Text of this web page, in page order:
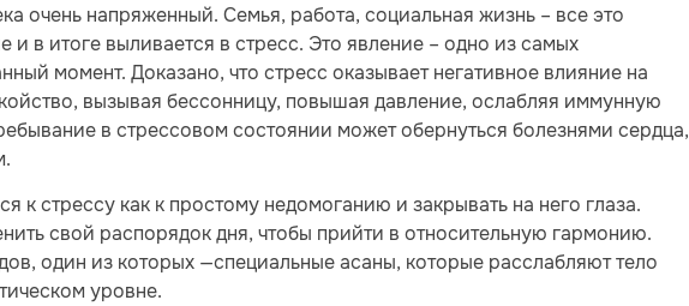
очень напряженный. Семья, работа, социальная жизнь – все это
и в итоге выливается в стресс. Это явление – одно из самых
момент. Доказано, что стресс оказывает негативное влияние на
вызывая бессонницу, повышая давление, ослабляя иммунную
в стрессовом состоянии может обернуться болезнями сердца,
к стрессу как к простому недомоганию и закрывать на него глаза.
свой распорядок дня, чтобы прийти в относительную гармонию.
один из которых —специальные асаны, которые расслабляют тело
уровне.